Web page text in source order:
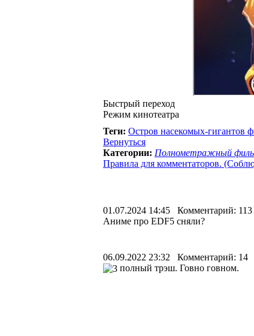
Быстрый переход
Режим кинотеатра
Теги: Остров насекомых-гигантов
Вернуться
Категории: Полнометражный
Правила для комментаторов.
01.07.2024 14:45 Комментарий: 113
Аниме про EDF5 сняли?
06.09.2022 23:32 Комментарий: 14
полный трэш. Говно говном.